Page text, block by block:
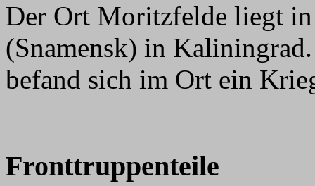
Der Ort Moritzfelde liegt
(Snamensk) in
befand sich im Ort ein
Fronttruppenteile